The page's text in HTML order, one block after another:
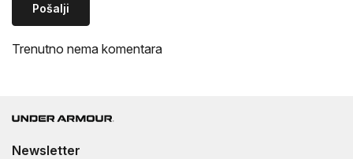
Pošalji
Trenutno nema komentara
Newsletter